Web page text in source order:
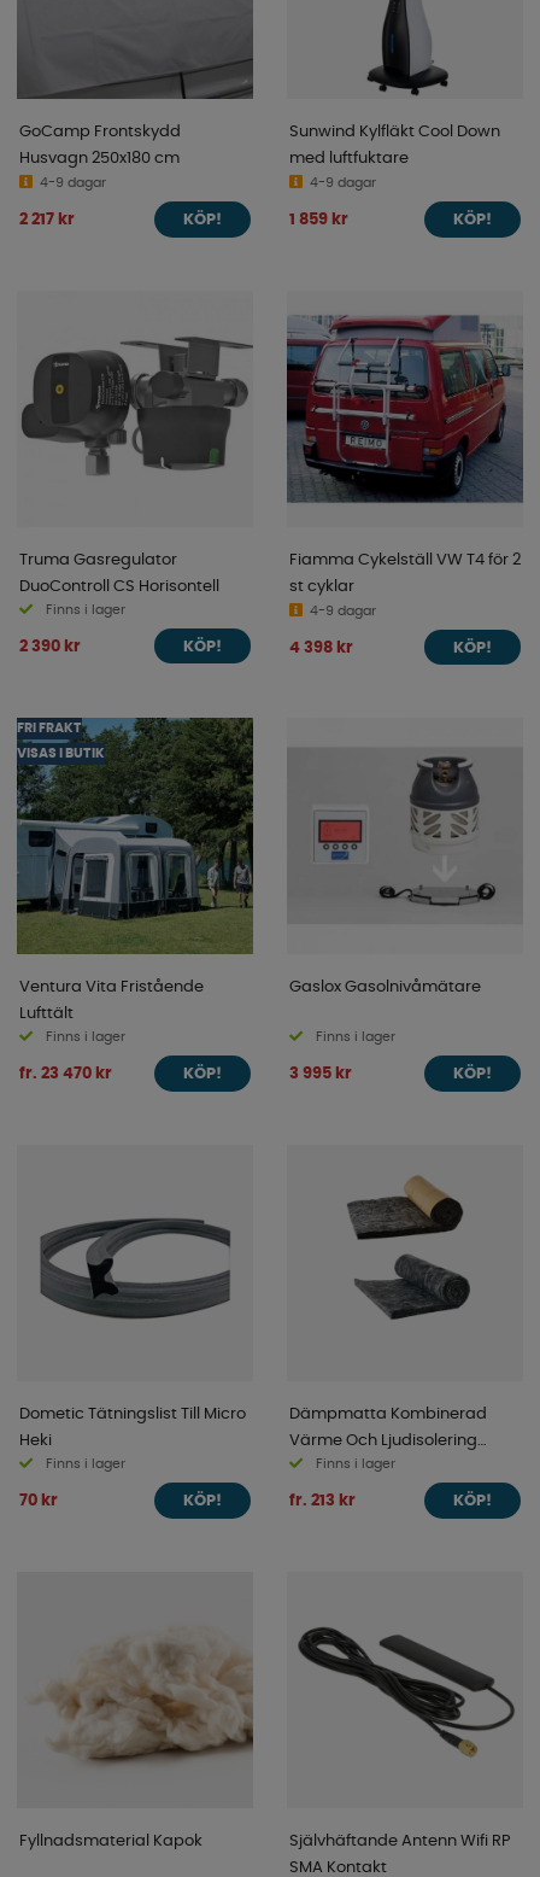
GoCamp Frontskydd
Husvagn 250x180 cm
4-9 dagar
2 217 kr KÖP!
Sunwind Kylfläkt Cool Down
med luftfuktare
4-9 dagar
1 859 kr KÖP!
Truma Gasregulator
DuoControll CS Horisontell
Finns i lager
2 390 kr KÖP!
Fiamma Cykelställ VW T4 för 2
st cyklar
4-9 dagar
4 398 kr KÖP!
FRI FRAKT
VISAS I BUTIK
Ventura Vita Fristående
Lufttält
Finns i lager
fr. 23 470 kr KÖP!
Gaslox Gasolnivåmätare
Finns i lager
3 995 kr KÖP!
Dometic Tätningslist Till Micro
Heki
Finns i lager
70 kr KÖP!
Dämpmatta Kombinerad
Värme Och Ljudisolering
50x150 cm
Finns i lager
fr. 213 kr KÖP!
Fyllnadsmaterial Kapok
Självhäftande Antenn Wifi RP
SMA Kontakt